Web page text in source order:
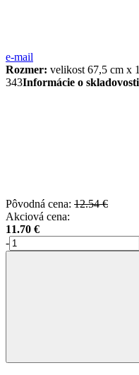
e-mail
Rozmer: velikost 67,5 cm x
343Informácie o
Pôvodná cena: 12.54 €
Akciová cena:
11.70 €
-